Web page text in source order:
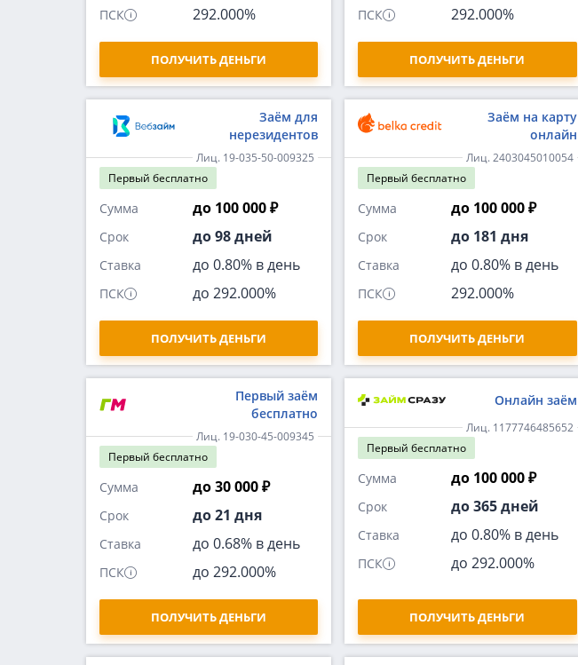
ПСК 292.000%
ПОЛУЧИТЬ ДЕНЬГИ
ПСК 292.000%
ПОЛУЧИТЬ ДЕНЬГИ
Заём для
нерезидентов
Лиц. 19-035-50-009325
Первый бесплатно
Сумма до 100 000 ₽
Срок до 98 дней
Ставка до 0.80% в день
ПСК до 292.000%
ПОЛУЧИТЬ ДЕНЬГИ
Заём на карту
онлайн
Лиц. 2403045010054
Первыйбесплатно
Сумма до 100 000 ₽
Срок до 181 дня
Ставка до 0.80% в день
ПСК 292.000%
ПОЛУЧИТЬ ДЕНЬГИ
Первый заём
бесплатно
Лиц. 19-030-45-009345
Первый бесплатно
Сумма до 30 000 ₽
Срок до 21 дня
Ставка до 0.68% в день
ПСК до 292.000%
ПОЛУЧИТЬ ДЕНЬГИ
Онлайн заём
Лиц. 1177746485652
Первыйбесплатно
Сумма до 100 000 ₽
Срок до 365 дней
Ставка до 0.80% в день
ПСК до 292.000%
ПОЛУЧИТЬ ДЕНЬГИ